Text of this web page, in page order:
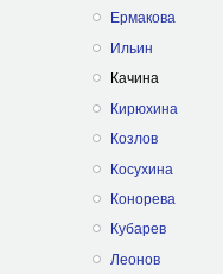
Ермакова
Ильин
Качина
Кирюхина
Козлов
Косухина
Конорева
Кубарев
Леонов